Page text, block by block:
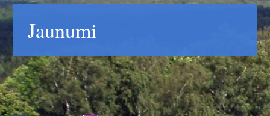
Jaunumi